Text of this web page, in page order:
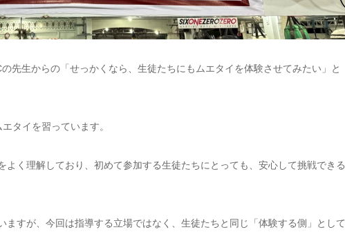
先生からの「せっかくなら、生徒たちにもムエタイを体験させてみたい」と
タイを習っています。
よく理解しており、初めて参加する生徒たちにとっても、安心して挑戦できる
すが、今回は指導する立場ではなく、生徒たちと同じ「体験する側」として